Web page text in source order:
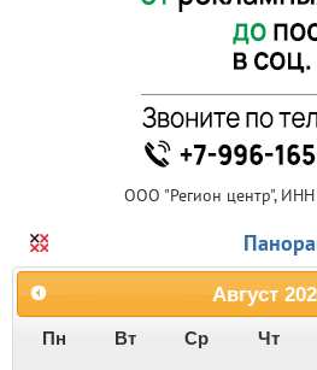
ООО "Регион центр",
Август
Пн Вт Ср Чт